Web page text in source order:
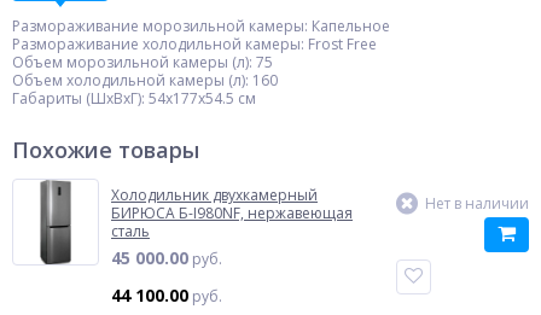
Размораживание морозильной камеры: Капельное
Размораживание холодильной камеры: Frost Free
Объем морозильной камеры (л): 75
Объем холодильной камеры (л): 160
Габариты (ШxВxГ): 54x177x54.5 см
Похожие товары
Холодильник двухкамерный
БИРЮСА Б-I980NF, нержавеющая
сталь
45 000.00 руб.
44 100.00 руб.
Нет в наличии